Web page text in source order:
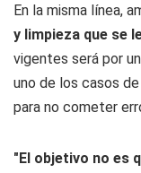
En la misma línea,
y limpieza que se
vigentes será por
uno de los casos
para no cometer
"El objetivo no es